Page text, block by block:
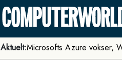
Aktuelt:Microsofts Azure vokser,